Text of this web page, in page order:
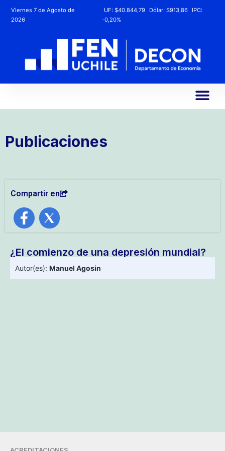
Viernes 7 de Agosto de
2026
UF: $40.844,79 Dólar: $913,86
IPC:
-0,20%
Publicaciones
Compartir en
¿El comienzo de una depresión mundial?
Autor(es): Manuel Agosin